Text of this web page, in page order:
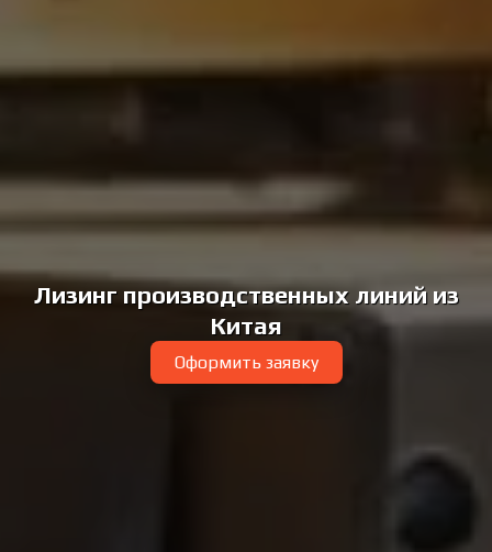
Лизинг производственных линий из
Китая
Оформить заявку